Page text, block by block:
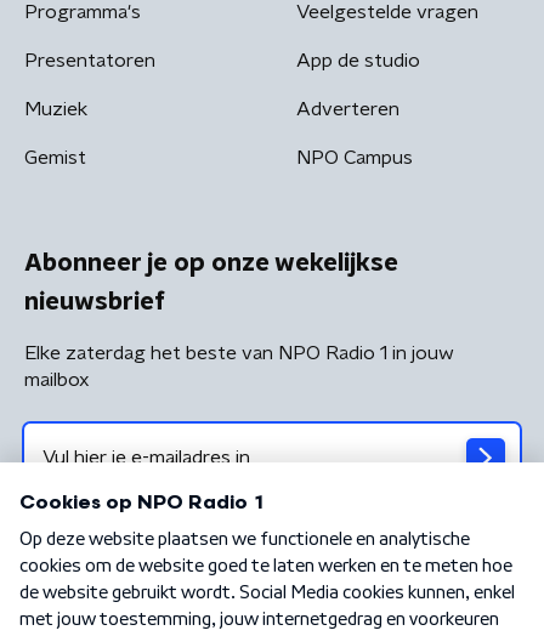
Programma's
Presentatoren
Muziek
Gemist
Veelgestelde vragen
App de studio
Adverteren
NPO Campus
Abonneer je op onze wekelijkse
nieuwsbrief
Elke zaterdag het beste van NPO Radio 1 in jouw
mailbox
Algemene voorwaarden